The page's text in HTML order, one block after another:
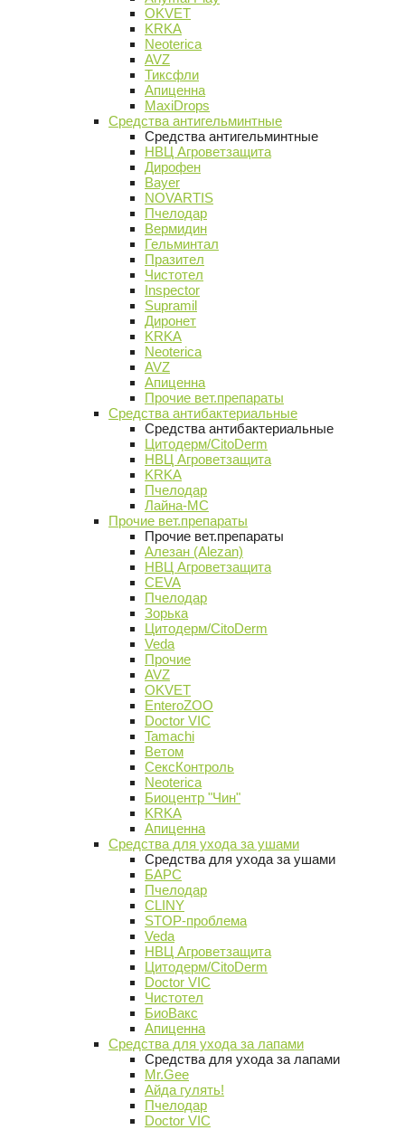
OKVET
KRKA
Neoterica
AVZ
Тиксфли
Апиценна
MaxiDrops
Средства антигельминтные
Средства антигельминтные
НВЦ Агроветзащита
Дирофен
Bayer
NOVARTIS
Пчелодар
Вермидин
Гельминтал
Празител
Чистотел
Inspector
Supramil
Диронет
KRKA
Neoterica
AVZ
Апиценна
Прочие вет.препараты
Средства антибактериальные
Средства антибактериальные
Цитодерм/CitoDerm
НВЦ Агроветзащита
KRKA
Пчелодар
Лайна-МС
Прочие вет.препараты
Прочие вет.препараты
Алезан (Alezan)
НВЦ Агроветзащита
CEVA
Пчелодар
Зорька
Цитодерм/CitoDerm
Veda
Прочие
AVZ
OKVET
EnteroZOO
Doctor VIC
Tamachi
Ветом
СексКонтроль
Neoterica
Биоцентр "Чин"
KRKA
Апиценна
Средства для ухода за ушами
Средства для ухода за ушами
БАРС
Пчелодар
CLINY
STOP-проблема
Veda
НВЦ Агроветзащита
Цитодерм/CitoDerm
Doctor VIC
Чистотел
БиоВакс
Апиценна
Средства для ухода за лапами
Средства для ухода за лапами
Mr.Gee
Айда гулять!
Пчелодар
Doctor VIC